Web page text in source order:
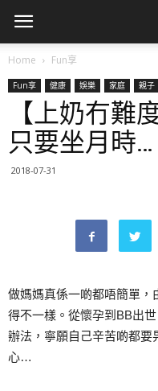
Home Fun享
Fun享 健康 娛樂 家庭 親子
【上奶冇難
只要坐月時…
2018-07-31
做媽媽真係一啲都唔簡單，
得不一樣。從懷孕到 BB出
辦法，寧願自己辛苦啲都要
心…